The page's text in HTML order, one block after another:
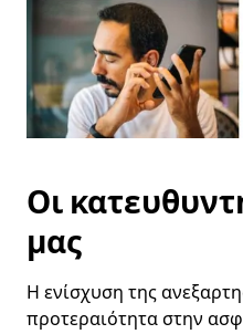
Οι
μας
Η ενίσχυση της
προτεραιότητα στην